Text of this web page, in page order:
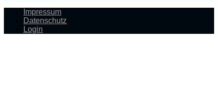
Impressum
Datenschutz
Login